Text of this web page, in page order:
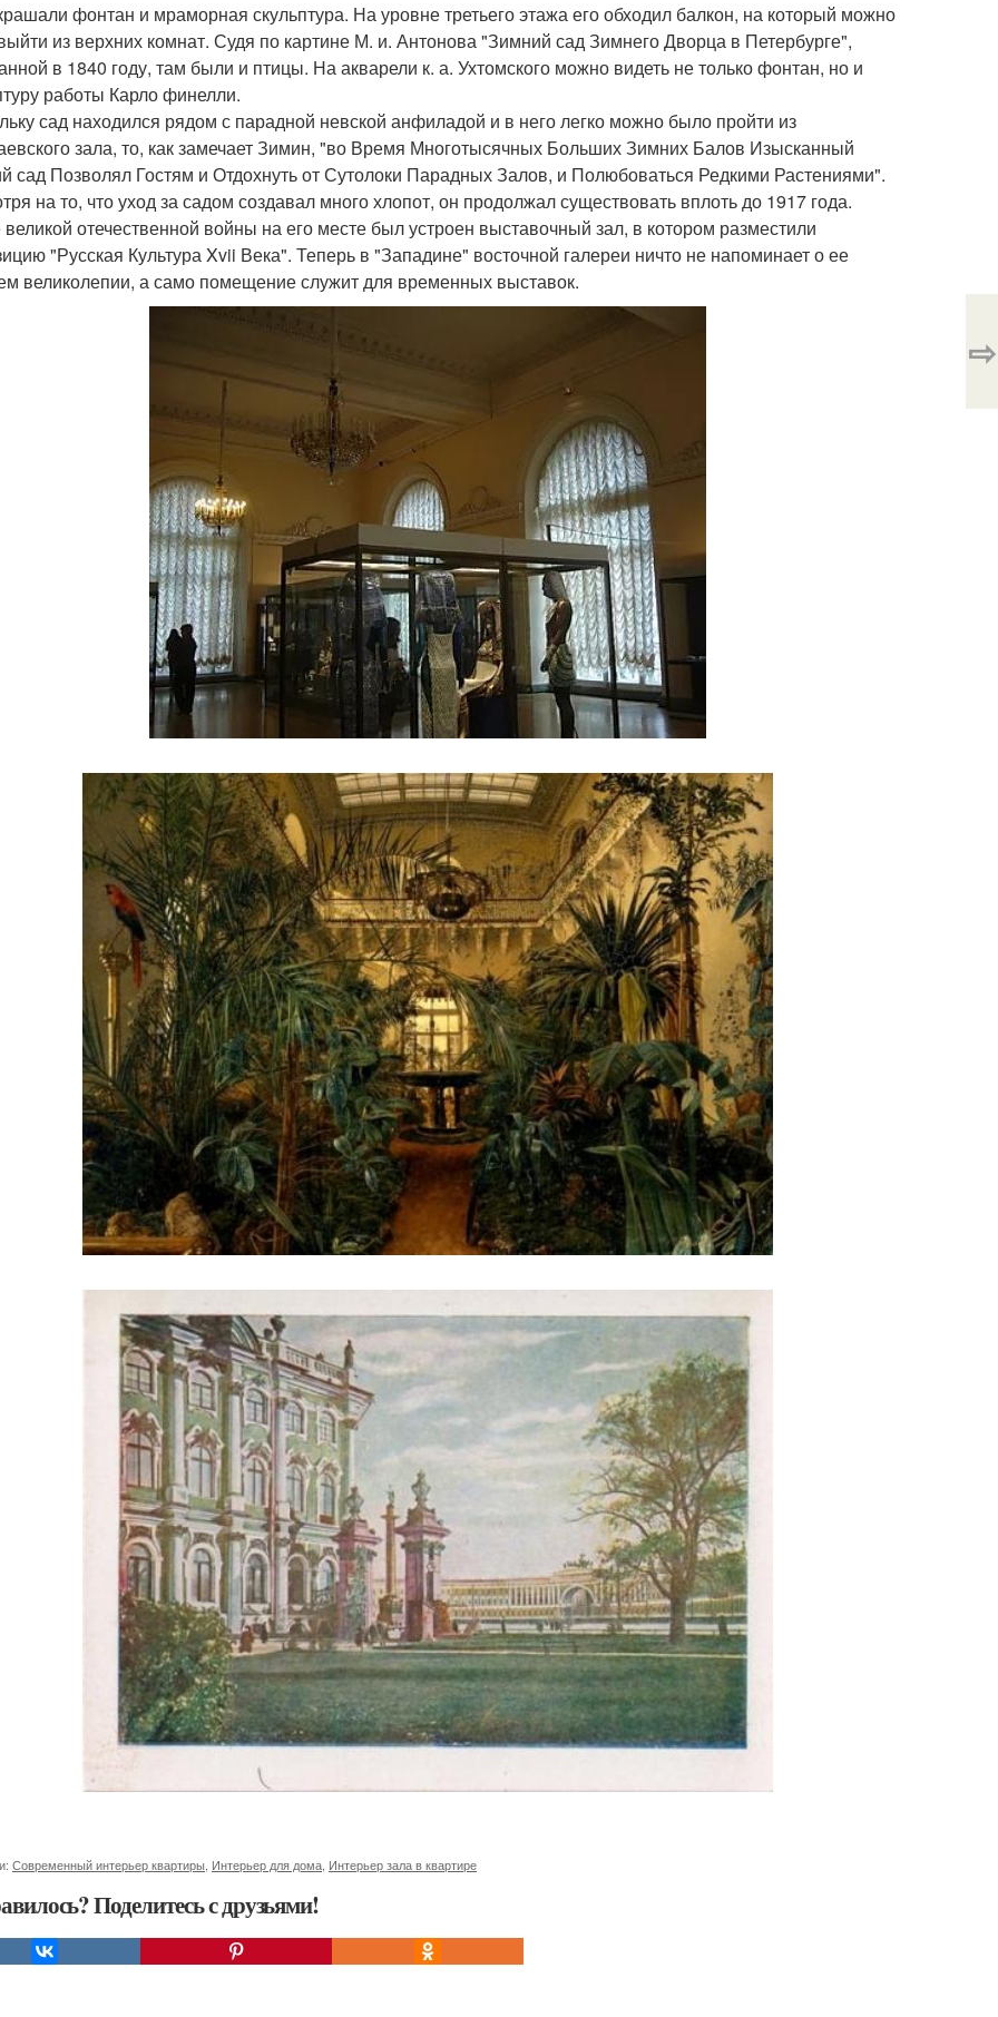
фонтан и мраморная скульптура. На уровне третьего этажа его обходил балкон, на который можно
из верхних комнат. Судя по картине М. и. Антонова "Зимний сад Зимнего Дворца в Петербурге",
в 1840 году, там были и птицы. На акварели к. а. Ухтомского можно видеть не только фонтан, но и
работы Карло финелли.
сад находился рядом с парадной невской анфиладой и в него легко можно было пройти из
зала, то, как замечает Зимин, "во Время Многотысячных Больших Зимних Балов Изысканный
сад Позволял Гостям и Отдохнуть от Сутолоки Парадных Залов, и Полюбоваться Редкими Растениями".
на то, что уход за садом создавал много хлопот, он продолжал существовать вплоть до 1917 года.
отечественной войны на его месте был устроен выставочный зал, в котором разместили
"Русская Культура Xvii Века". Теперь в "Западине" восточной галереи ничто не напоминает о ее
великолепии, а само помещение служит для временных выставок.
Современный интерьер квартиры Интерьер для дома Интерьер зала в квартире
Поделитесь с друзьями!
⇨